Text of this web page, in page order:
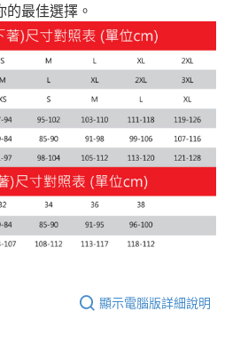
最佳選擇。
顯示電腦版詳細說明